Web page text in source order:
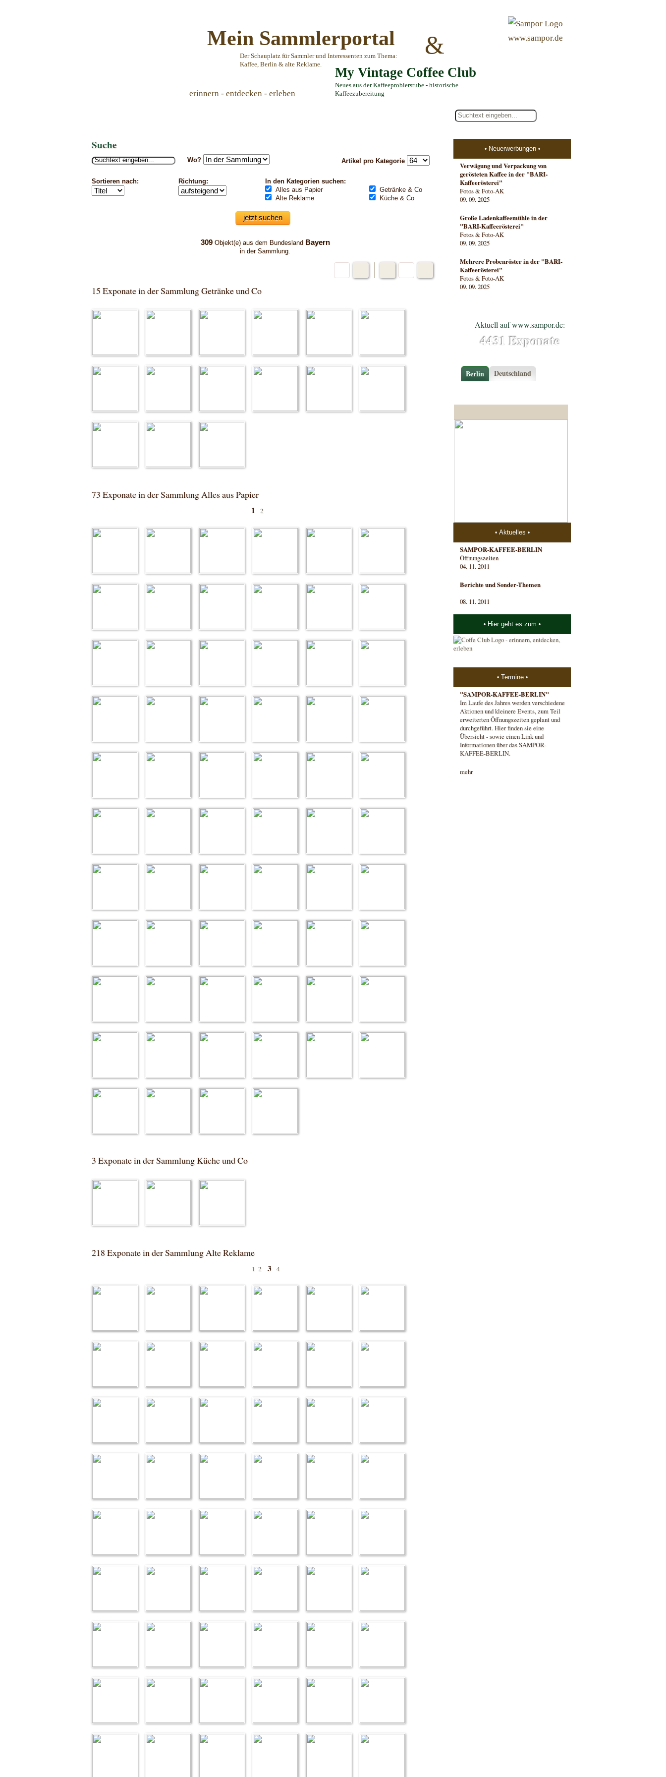
Mein Sammlerportal
Der Schauplatz für Sammler und Interessenten zum Thema:
Kaffee, Berlin & alte Reklame.
&
My Vintage Coffee Club
Neues aus der Kaffeeprobierstube - historische
Kaffeezubereitung
www.sampor.de
erinnern - entdecken - erleben
Suche
Wo? Artikel pro Kategorie
In den Kategorien suchen:
Alles aus Papier
Getränke & Co
Alte Reklame
Küche & Co
Sortieren nach: Richtung:
309Objekt(e) aus dem Bundesland Bayern
in der Sammlung.
15 Exponate in der Sammlung Getränke und Co
73 Exponate in der Sammlung Alles aus Papier
1 2
3 Exponate in der Sammlung Küche und Co
218 Exponate in der Sammlung Alte Reklame
1 2 3 4
Neuerwerbungen
Verwägung und Verpackung von
gerösteten Kaffee in der "BARI-
Kaffeerösterei"
Fotos & Foto-AK
09. 09. 2025
Große Ladenkaffeemühle in der
"BARI-Kaffeerösterei"
Fotos & Foto-AK
09. 09. 2025
Mehrere Probenröster in der "BARI-
Kaffeerösterei"
Fotos & Foto-AK
09. 09. 2025
Aktuell auf www.sampor.de:
4431 Exponate
Berlin Deutschland
Aktuelles
SAMPOR-KAFFEE-BERLIN
Öffnungszeiten
04. 11. 2011
Berichte und Sonder-Themen
08. 11. 2011
Hier geht es zum
Termine
"SAMPOR-KAFFEE-BERLIN"
Im Laufe des Jahres werden verschiedene
Aktionen und kleinere Events, zum Teil
erweiterten Öffnungszeiten geplant und
durchgeführt. Hier finden sie eine
Übersicht - sowie einen Link und
Informationen über das SAMPOR-
KAFFEE-BERLIN.
mehr